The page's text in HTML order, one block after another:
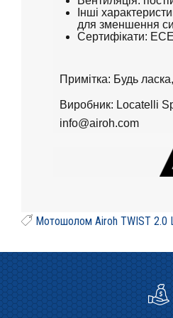
Інші
для зменшення
Сертифікати:
Примітка: Будь
Виробник: Locatelli
info@airoh.com
Мотошолом Airoh TWIST 2.0